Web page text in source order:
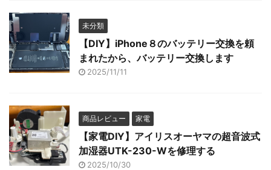
未分類
【DIY】iPhone８のバッテリー交換を頼
まれたから、バッテリー交換します
2025/11/11
商品レビュー 家電
【家電DIY】アイリスオーヤマの超音波式
加湿器UTK-230-Wを修理する
2025/10/30